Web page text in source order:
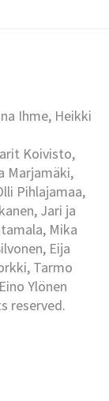
Ihme, Heikki
Koivisto,
Marjamäki,
Pihlajamaa,
Jari ja
Mika
Eija
Tarmo
Ylönen
reserved.